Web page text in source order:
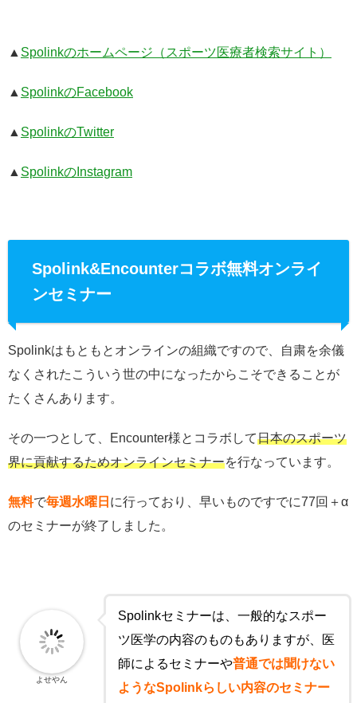
▲ Spolinkのホームページ（スポーツ医療者検索サイト）
▲ SpolinkのFacebook
▲ SpolinkのTwitter
▲ SpolinkのInstagram
Spolink&Encounterコラボ無料オンライ
ンセミナー
Spolinkはもともとオンラインの組織ですので、自粛を余儀
なくされたこういう世の中になったからこそできることが
たくさんあります。
その一つとして、Encounter様とコラボして日本のスポーツ
界に貢献するためオンラインセミナーを行なっています。
無料で毎週水曜日 に行っており、早いものですでに77回＋α
のセミナーが終了しました。
Spolinkセミナーは、一般的なスポー
ツ医学の内容のものもありますが、医
師によるセミナーや普通では聞けない
ようなSpolinkらしい内容のセミナー
よせやん